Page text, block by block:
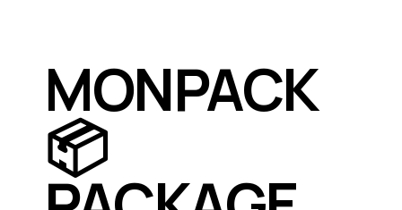
MONPACK
📦